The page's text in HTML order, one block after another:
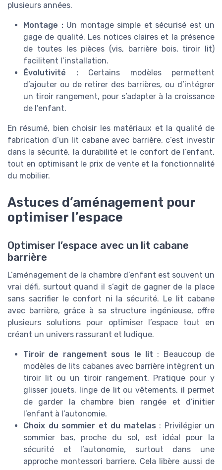
plusieurs années.
Montage :Un montage simple et sécurisé est un
gage de qualité. Les notices claires et la présence
de toutes les pièces (vis, barrière bois, tiroir lit)
facilitent l’installation.
Évolutivité :Certains modèles permettent
d’ajouter ou de retirer des barrières, ou d’intégrer
un tiroir rangement, pour s’adapter à la croissance
de l’enfant.
En résumé, bien choisir les matériaux et la qualité de
fabrication d’un lit cabane avec barrière, c’est investir
dans la sécurité, la durabilité et le confort de l’enfant,
tout en optimisant le prix de vente et la fonctionnalité
du mobilier.
Astuces d’aménagement pour
optimiser l’espace
Optimiser l’espace avec un lit cabane
barrière
L’aménagement de la chambre d’enfant est souvent un
vrai défi, surtout quand il s’agit de gagner de la place
sans sacrifier le confort ni la sécurité. Le lit cabane
avec barrière, grâce à sa structure ingénieuse, offre
plusieurs solutions pour optimiser l’espace tout en
créant un univers rassurant et ludique.
Tiroir de rangement sous le lit : Beaucoup de
modèles de lits cabanes avec barrière intègrent un
tiroir lit ou un tiroir rangement. Pratique pour y
glisser jouets, linge de lit ou vêtements, il permet
de garder la chambre bien rangée et d’initier
l’enfant à l’autonomie.
Choix du sommier et du matelas : Privilégier un
sommier bas, proche du sol, est idéal pour la
sécurité et l’autonomie, surtout dans une
approche montessori barriere. Cela libère aussi de